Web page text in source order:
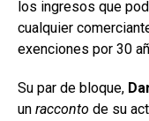
los ingresos que
cualquier
exenciones por 30
Su par de bloque,
un racconto de su